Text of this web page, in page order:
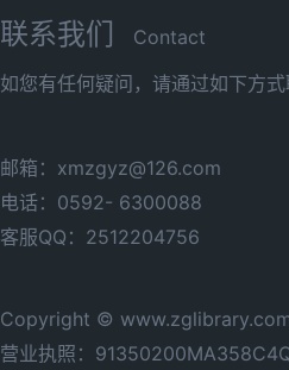
联系我们
Contact
如您有任何疑问，请通过如下方
邮箱：xmzgyz@126.com
电话：0592- 6300088
客服QQ：2512204756
Copyright ©
营业执照：